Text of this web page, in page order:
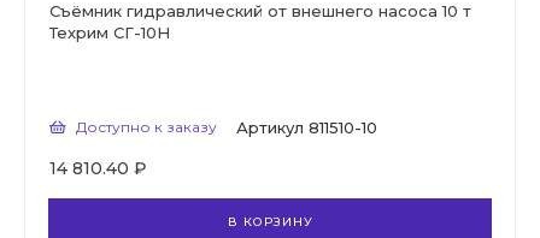
Съёмник гидравлический от внешнего насоса 10 т
Техрим СГ-10Н
Доступно к заказу Артикул 811510-10
14 810.40 ₽
В КОРЗИНУ